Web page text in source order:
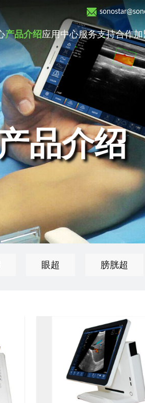
产品介绍应用中心服务支持合作加
品介绍
眼超 膀胱超